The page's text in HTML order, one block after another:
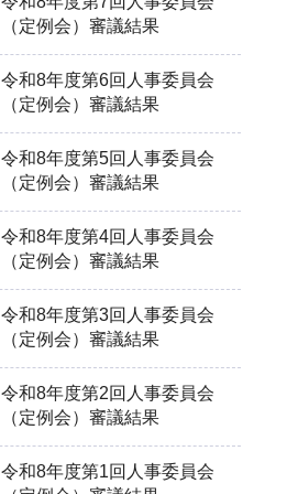
（定例会）審議結果
令和8年度第6回人事委員会
（定例会）審議結果
令和8年度第5回人事委員会
（定例会）審議結果
令和8年度第4回人事委員会
（定例会）審議結果
令和8年度第3回人事委員会
（定例会）審議結果
令和8年度第2回人事委員会
（定例会）審議結果
令和8年度第1回人事委員会